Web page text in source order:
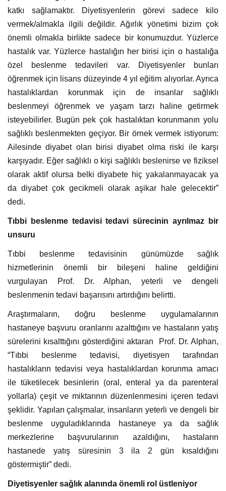
katkı sağlamaktır. Diyetisyenlerin görevi sadece kilo
vermek/almakla ilgili değildir. Ağırlık yönetimi bizim çok
önemli olmakla birlikte sadece bir konumuzdur. Yüzlerce
hastalık var. Yüzlerce hastalığın her birisi için o hastalığa
özel beslenme tedavileri var. Diyetisyenler bunları
öğrenmek için lisans düzeyinde 4 yıl eğitim alıyorlar. Ayrıca
hastalıklardan korunmak için de insanlar sağlıklı
beslenmeyi öğrenmek ve yaşam tarzı haline getirmek
isteyebilirler. Bugün pek çok hastalıktan korunmanın yolu
sağlıklı beslenmekten geçiyor. Bir örnek vermek istiyorum:
Ailesinde diyabet olan birisi diyabet olma riski ile karşı
karşıyadır. Eğer sağlıklı o kişi sağlıklı beslenirse ve fiziksel
olarak aktif olursa belki diyabete hiç yakalanmayacak ya
da diyabet çok gecikmeli olarak aşikar hale gelecektir”
dedi.
Tıbbi beslenme tedavisi tedavi sürecinin ayrılmaz bir
unsuru
Tıbbi beslenme tedavisinin günümüzde sağlık
hizmetlerinin önemli bir bileşeni haline geldiğini
vurgulayan Prof. Dr. Alphan, yeterli ve dengeli
beslenmenin tedavi başarısını artırdığını belirtti.
Araştırmaların, doğru beslenme uygulamalarının
hastaneye başvuru oranlarını azalttığını ve hastaların yatış
sürelerini kısalttığını gösterdiğini aktaran Prof. Dr. Alphan,
“Tıbbi beslenme tedavisi, diyetisyen tarafından
hastalıkların tedavisi veya hastalıklardan korunma amacı
ile tüketilecek besinlerin (oral, enteral ya da parenteral
yollarla) çeşit ve miktarının düzenlenmesini içeren tedavi
şeklidir. Yapılan çalışmalar, insanların yeterli ve dengeli bir
beslenme uyguladıklarında hastaneye ya da sağlık
merkezlerine başvurularının azaldığını, hastaların
hastanede yatış süresinin 3 ila 2 gün kısaldığını
göstermiştir” dedi.
Diyetisyenler sağlık alanında önemli rol üstleniyor